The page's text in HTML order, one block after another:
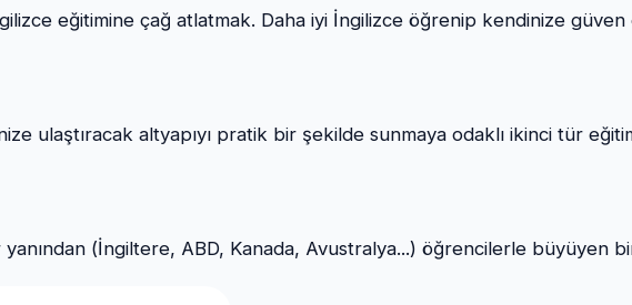
eğitimine çağ atlatmak. Daha iyi İngilizce öğrenip kendinize
ulaştıracak altyapıyı pratik bir şekilde sunmaya odaklı ikinci tür
(İngiltere, ABD, Kanada, Avustralya...) öğrencilerle büyüyen